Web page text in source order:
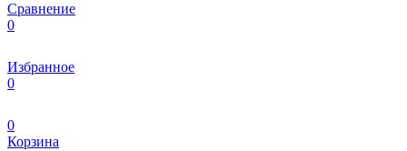
Сравнение
0
Избранное
0
0
Корзина